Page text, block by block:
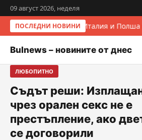
09 август 2026, неделя
ПОСЛЕДНИ НОВИНИ Италия и Полша
Bulnews – новините от днес
ЛЮБОПИТНО
Съдът реши:
чрез орален секс не е
престъпление, ако
се договорили